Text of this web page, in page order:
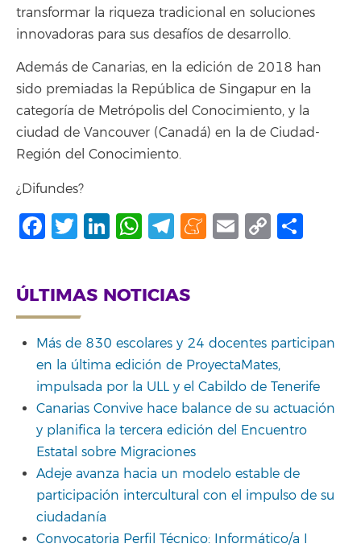
transformar la riqueza tradicional en soluciones
innovadoras para sus desafíos de desarrollo.
Además de Canarias, en la edición de 2018 han
sido premiadas la República de Singapur en la
categoría de Metrópolis del Conocimiento, y la
ciudad de Vancouver (Canadá) en la de Ciudad-
Región del Conocimiento.
¿Difundes?
Facebook
Twitter
LinkedIn
WhatsApp
Telegram
Meneame
Email
Copy
ÚLTIMAS NOTICIAS
Más de 830 escolares y 24 docentes participan
en la última edición de ProyectaMates,
impulsada por la ULL y el Cabildo de Tenerife
Canarias Convive hace balance de su actuación
y planifica la tercera edición del Encuentro
Estatal sobre Migraciones
Adeje avanza hacia un modelo estable de
participación intercultural con el impulso de su
ciudadanía
Convocatoria Perfil Técnico: Informático/a I